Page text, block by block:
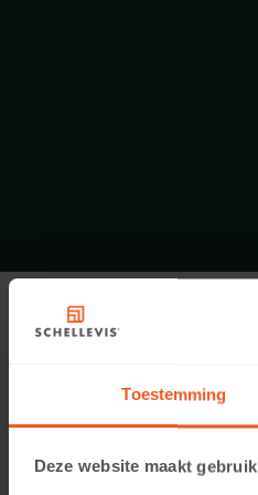
Toestemming
Deze website maakt